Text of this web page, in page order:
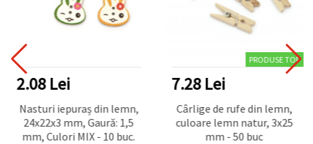
2.08 Lei
Nasturi iepuraș din lemn,
24x22x3 mm, Gaură: 1,5
mm, Culori MIX - 10 buc.
PRODUSE TOP
7.28 Lei
Cârlige de rufe din lemn,
culoare lemn natur, 3x25
mm - 50 buc